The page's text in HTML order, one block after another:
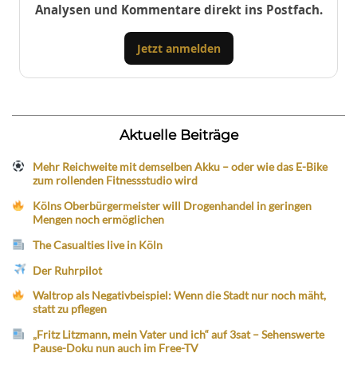
Analysen und Kommentare direkt ins Postfach.
Jetzt anmelden
Aktuelle Beiträge
Mehr Reichweite mit demselben Akku – oder wie das E-Bike
zum rollenden Fitnessstudio wird
Kölns Oberbürgermeister will Drogenhandel in geringen
Mengen noch ermöglichen
The Casualties live in Köln
Der Ruhrpilot
Waltrop als Negativbeispiel: Wenn die Stadt nur noch mäht,
statt zu pflegen
„Fritz Litzmann, mein Vater und ich“ auf 3sat – Sehenswerte
Pause-Doku nun auch im Free-TV